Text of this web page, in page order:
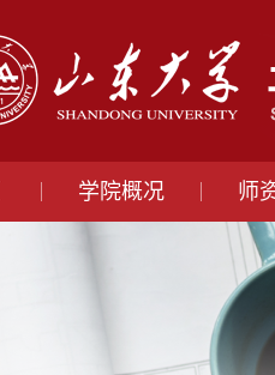
学院概况 师